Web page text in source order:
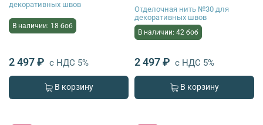
декоративных швов
В наличии: 18 боб
2 497 ₽ с НДС 5%
В корзину
Отделочная нить №30 для
декоративных швов
В наличии: 42 боб
2 497 ₽ с НДС 5%
В корзину